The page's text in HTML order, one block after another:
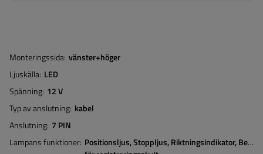
Monteringssida vänster+höger
Ljuskälla LED
Spänning 12 V
Typ av anslutning kabel
Anslutning 7 PIN
Lampans funktioner Positionsljus Stoppljus Riktningsindikator